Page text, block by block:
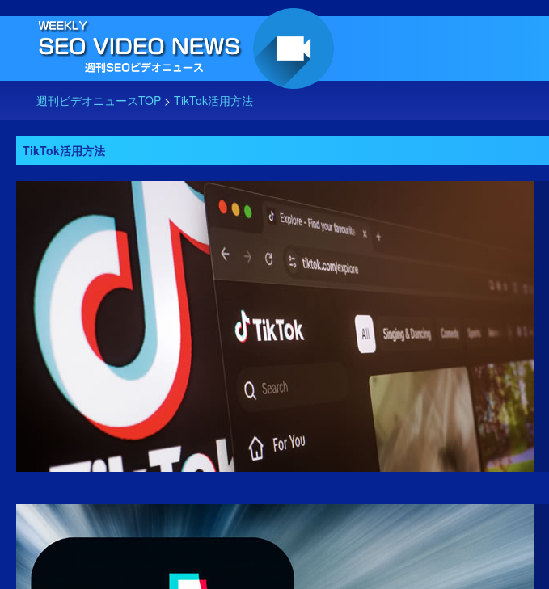
週刊ビデオニュースTOP > TikTok活用方法
TikTok活用方法